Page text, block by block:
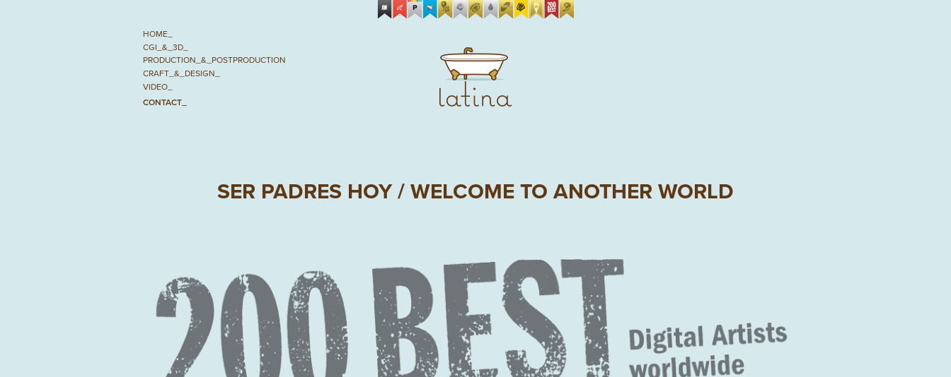
HOME_
CGI_&_3D_
PRODUCTION_&_POSTPRODUCTION
CRAFT_&_DESIGN_
VIDEO_
CONTACT_
SER PADRES HOY / WELCOME TO ANOTHER WORLD